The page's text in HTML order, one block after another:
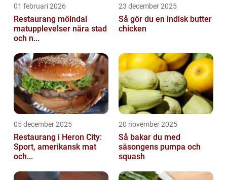
01 februari 2026
Restaurang mölndal
matupplevelser nära stad
och n...
23 december 2025
Så gör du en indisk butter
chicken
05 december 2025
Restaurang i Heron City:
Sport, amerikansk mat
och...
20 november 2025
Så bakar du med
säsongens pumpa och
squash